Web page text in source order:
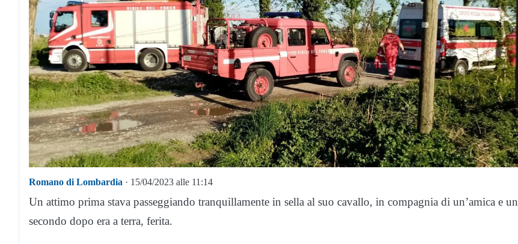
Romano di Lombardia · 15/04/2023 alle 11:14
Un attimo prima stava passeggiando tranquillamente in sella al suo cavallo, in compagnia di un’amica e un
secondo dopo era a terra, ferita.